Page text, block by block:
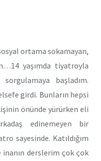
ortama sokamayan,
yaşımda tiyatroyla
başladım.
girdi. Bunların hepsi
önünde yürürken eli
edinemeyen bir
sayesinde. Katıldığım
inanın derslerim çok çok